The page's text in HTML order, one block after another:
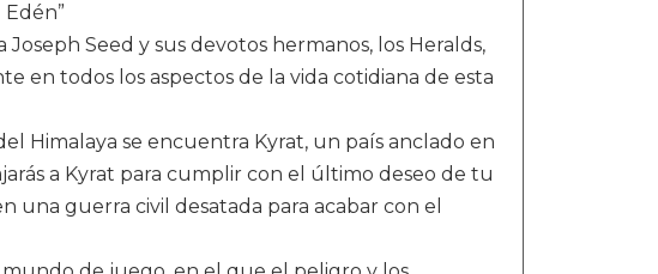
Seed y sus devotos hermanos, los Heralds,
en todos los aspectos de la vida cotidiana de esta
Himalaya se encuentra Kyrat, un país anclado en
a Kyrat para cumplir con el último deseo de tu
una guerra civil desatada para acabar con el